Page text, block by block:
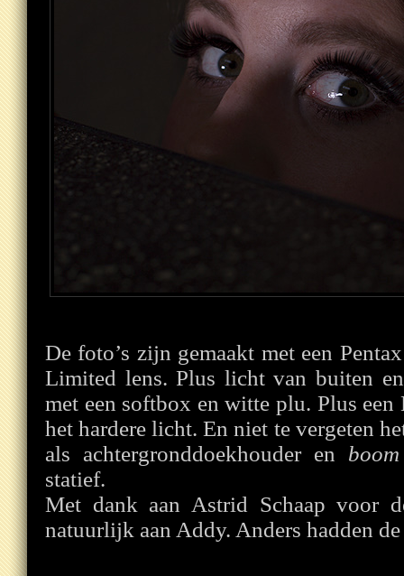
De foto’s zijn gemaakt met een
Limited lens. Plus licht van buiten
met een softbox en witte plu. Plus
het hardere licht. En niet te vergeten
als achtergronddoekhouder en boom
statief.
Met dank aan Astrid Schaap voor
natuurlijk aan Addy. Anders hadden